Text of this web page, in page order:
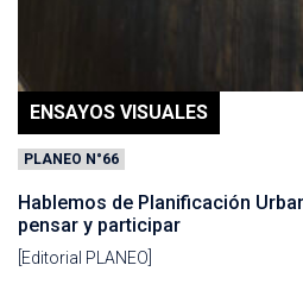
ENSAYOS VISUALES
PLANEO N°66
Hablemos de Planificación
pensar y participar
[Editorial PLANEO]